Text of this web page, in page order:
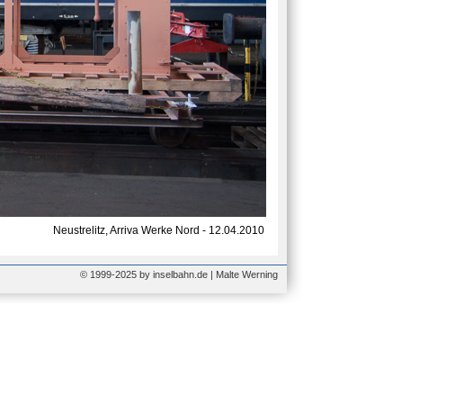
Neustrelitz, Arriva Werke Nord - 12.04.2010
© 1999-2025 by inselbahn.de | Malte Werning